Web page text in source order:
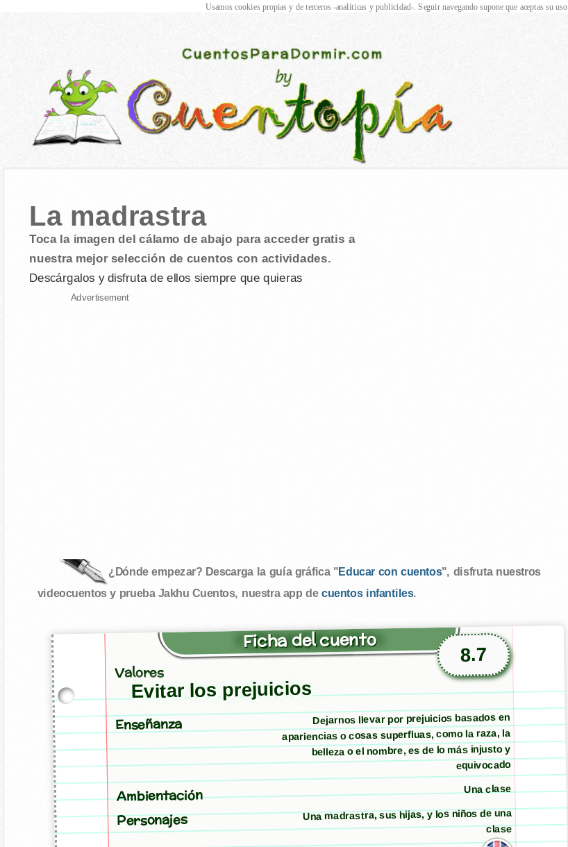
La madrastra
Toca la imagen del cálamo de abajo para acceder gratis a
nuestra mejor selección de cuentos con actividades.
Descárgalos y disfruta de ellos siempre que quieras
Advertisement
¿Dónde empezar? Descarga la guía gráfica "Educar con cuentos", disfruta nuestros
videocuentos y prueba Jakhu Cuentos, nuestra app decuentos infantiles.
Ficha del cuento
8.7
Valores
Evitar los prejuicios
Enseñanza Dejarnos llevar por prejuicios basados en
apariencias o cosas superfluas, como la raza, la
belleza o el nombre, es de lo más injusto y
equivocado
Ambientación Una clase
Personajes Una madrastra, sus hijas, y los niños de una
clase
Usamos cookies propias y de terceros -analíticas y publicidad-. Seguir navegando supone que aceptas su uso